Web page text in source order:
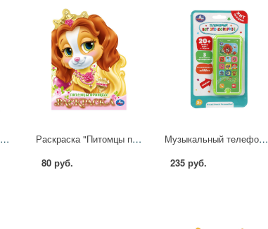
Первая раскраска А4 мультяшная "Забавные друзья" Умка 978-5-506-04358-4
Раскраска "Питомцы принцесс" 21х28 см. 16 стр. УМка 978-5-506-10393-6
80 руб.
Музыкальный телефончик "Вот так сюрприз" 20 песен, загадок, звуков УМка HT1418-R4
235 руб.